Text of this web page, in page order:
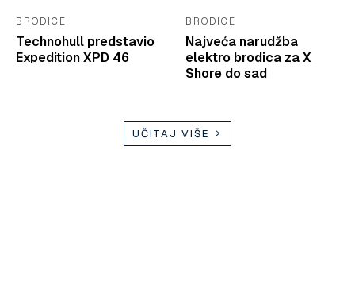
BRODICE
Technohull predstavio
Expedition XPD 46
BRODICE
Najveća narudžba
elektro brodica za X
Shore do sad
UČITAJ VIŠE